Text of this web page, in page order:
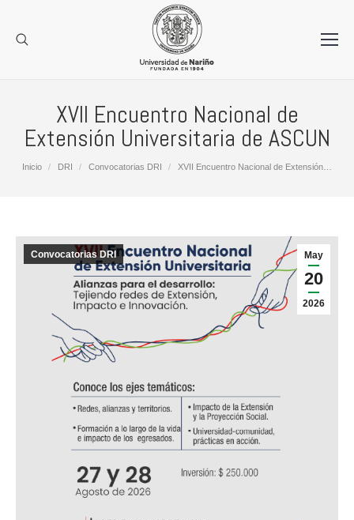
XVII Encuentro Nacional de
Extensión Universitaria de ASCUN
Estás aquí:
Inicio DRI Convocatorias DRI XVII Encuentro Nacional de Extensión…
May
20
2026
Convocatorias DRI